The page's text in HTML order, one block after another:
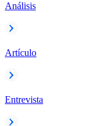
Análisis
Artículo
Entrevista